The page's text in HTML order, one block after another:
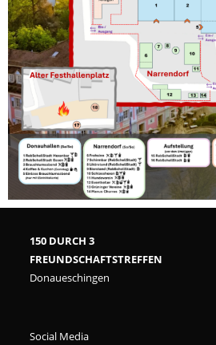
150 DURCH 3
FREUNDSCHAFTSTREFFEN
Donaueschingen
Social Media